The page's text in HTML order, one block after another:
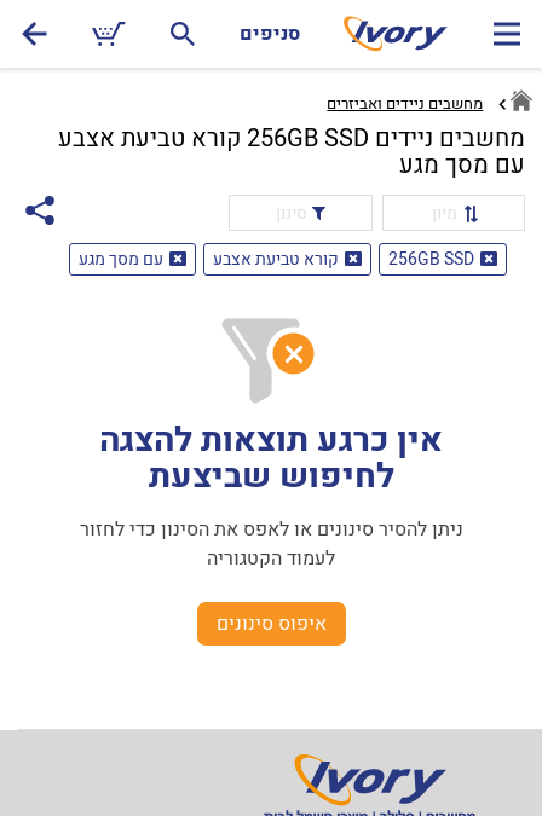
סניפים
מחשבים ניידים ואביזרים
מחשבים ניידים 256GB SSD קורא טביעת אצבע
עם מסך מגע
מיון
סינון
256GB SSD
קורא טביעת אצבע עם מסך מגע
אין כרגע תוצאות להצגה
לחיפוש שביצעת
ניתן להסיר סינונים או לאפס את הסינון כדי לחזור
לעמוד הקטגוריה
איפוס סינונים